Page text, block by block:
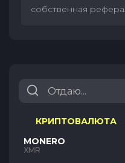
собственная
КРИПТОВАЛЮТА
MONERO
XMR